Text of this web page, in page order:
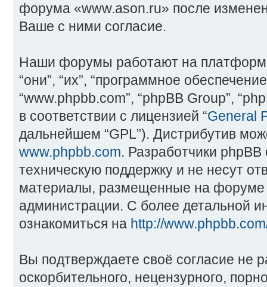
форума «www.ason.ru» после
Ваше с ними согласие.
Наши форумы работают на
“они”, “их”, “программное
“www.phpbb.com”, “phpBB Group”,
в соответствии с лицензией “General
дальнейшем “GPL”). Дистрибутив
www.phpbb.com. Разработчики
техническую поддержку и не несут
материалы, размещенные на форуме
администрации. С более детальной
ознакомиться на http://
Вы подтверждаете своё согласие не
оскорбительного, нецензурного,